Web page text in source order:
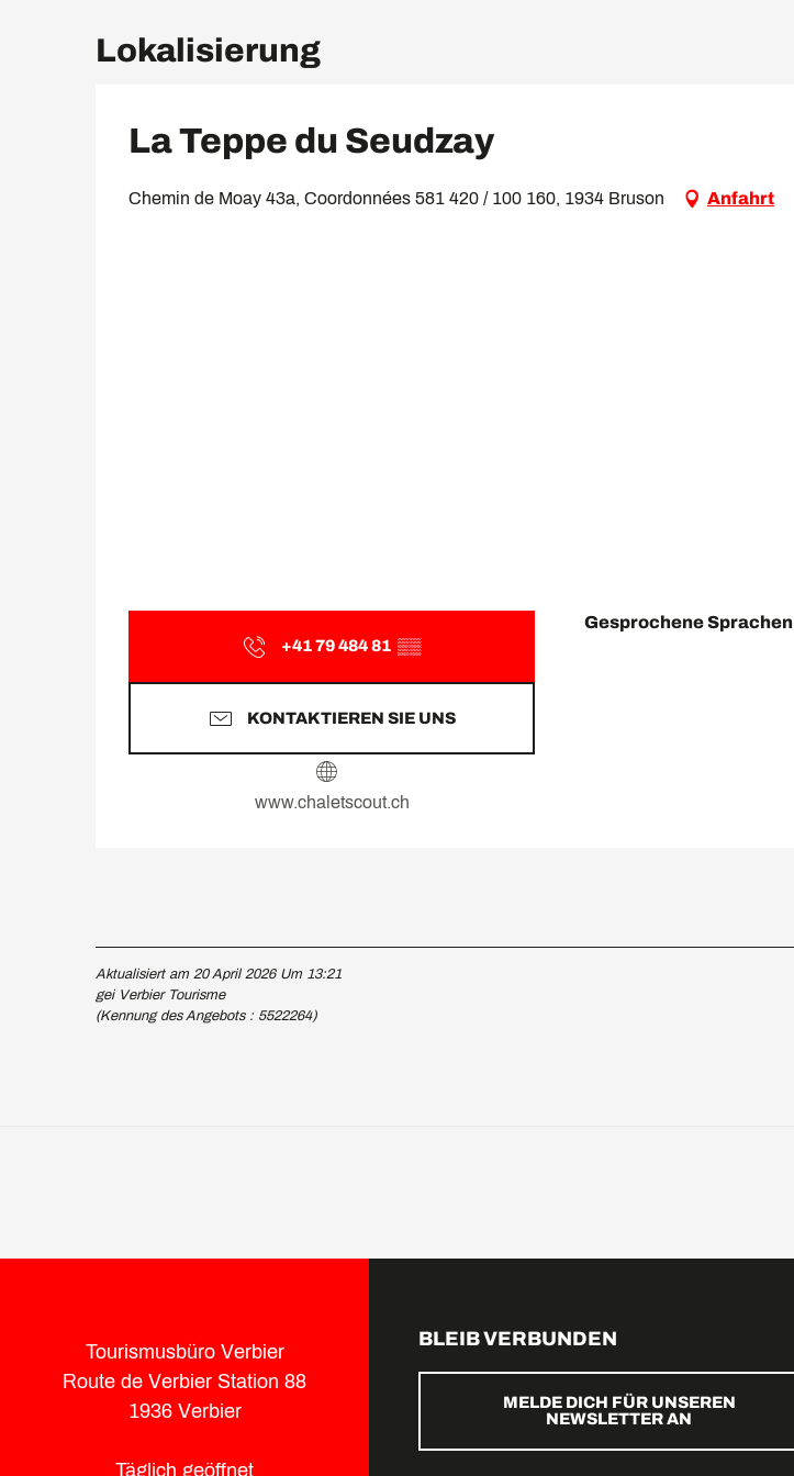
Lokalisierung
La Teppe du Seudzay
Chemin de Moay 43a, Coordonnées 581 420 / 100 160, 1934 Bruson Anfahrt
+41 79 484 81 ▒▒
KONTAKTIEREN SIE UNS
www.chaletscout.ch
Gesprochene Sprachen
Gesprochene Sprachen
Aktualisiert am 20 April 2026 Um 13:21
gei Verbier Tourisme
(Kennung des Angebots : 5522264)
Tourismusbüro Verbier
Route de Verbier Station 88
1936 Verbier
Täglich geöffnet
BLEIB VERBUNDEN
MELDE DICH FÜR UNSEREN
NEWSLETTER AN